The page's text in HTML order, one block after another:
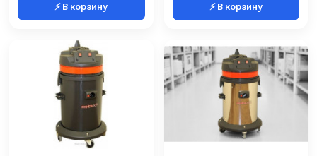
⚡ В корзину ⚡ В корзину